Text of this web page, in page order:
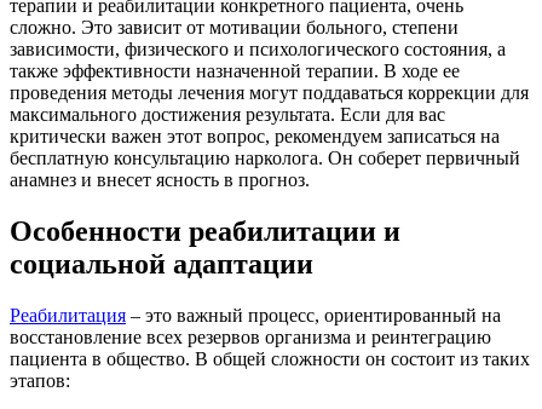
терапии и реабилитации конкретного пациента, очень
сложно. Это зависит от мотивации больного, степени
зависимости, физического и психологического состояния, а
также эффективности назначенной терапии. В ходе ее
проведения методы лечения могут поддаваться коррекции для
максимального достижения результата. Если для вас
критически важен этот вопрос, рекомендуем записаться на
бесплатную консультацию нарколога. Он соберет первичный
анамнез и внесет ясность в прогноз.
Особенности реабилитации и
социальной адаптации
Реабилитация – это важный процесс, ориентированный на
восстановление всех резервов организма и реинтеграцию
пациента в общество. В общей сложности он состоит из таких
этапов: